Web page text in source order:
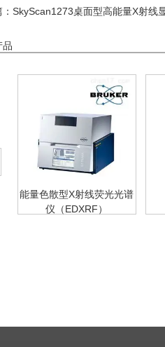
SkyScan1273桌面型高能量X射线
品
线荧光光谱
数字式密度计